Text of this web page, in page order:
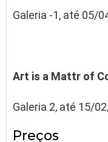
Galeria -1, até 05/
Art is a Mattr of
Galeria 2, até 15/
Preços